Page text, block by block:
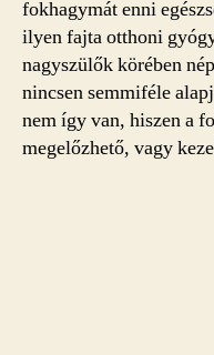
fokhagymát enni
ilyen fajta otthoni
nagyszülők körében
nincsen semmiféle
nem így van, hiszen a
megelőzhető, vagy